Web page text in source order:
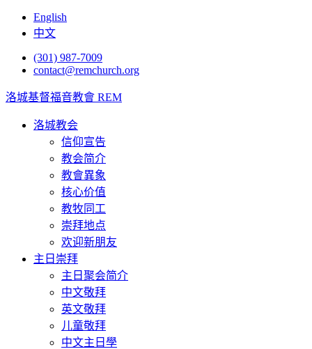
English
中文
(301) 987-7009
contact@remchurch.org
洛城基督福音教會 REM
洛城教会
信仰宣告
教会简介
教會異象
核心价值
教牧同工
崇拜地点
欢迎新朋友
主日崇拜
主日聚会简介
中文敬拜
英文敬拜
儿童敬拜
中文主日學